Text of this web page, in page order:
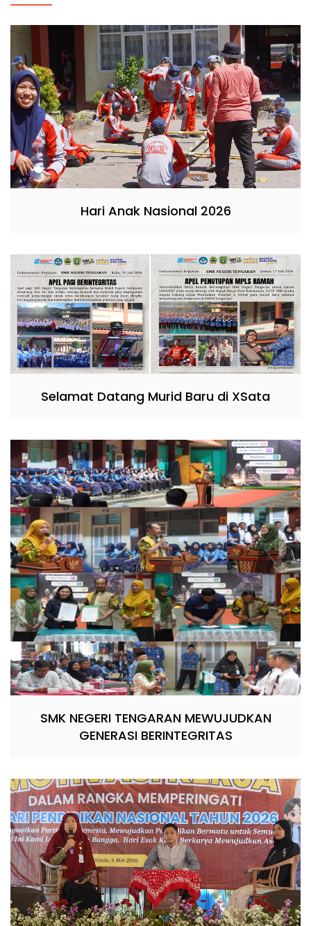
Hari Anak Nasional 2026
Selamat Datang Murid Baru di XSata
SMK NEGERI TENGARAN MEWUJUDKAN
GENERASI BERINTEGRITAS